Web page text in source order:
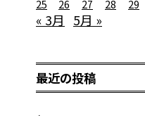
25
26 27 28 29
« 3月 5月 »
最近の投稿